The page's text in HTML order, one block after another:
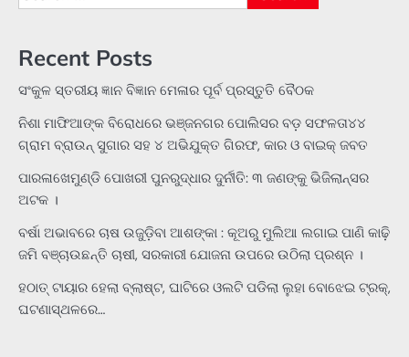
for:
Recent Posts
ସଂକୁଳ ସ୍ତରୀୟ ଜ୍ଞାନ ବିଜ୍ଞାନ ମେଳାର ପୂର୍ବ ପ୍ରସ୍ତୁତି ବୈଠକ
ନିଶା ମାଫିଆଙ୍କ ବିରୋଧରେ ଭଞ୍ଜନଗର ପୋଲିସର ବଡ଼ ସଫଳତା୪୪
ଗ୍ରାମ ବ୍ରାଉନ୍ ସୁଗାର ସହ ୪ ଅଭିଯୁକ୍ତ ଗିରଫ, କାର ଓ ବାଇକ୍ ଜବତ
ପାରଳାଖେମୁଣ୍ଡି ପୋଖରୀ ପୁନରୁଦ୍ଧାର ଦୁର୍ନୀତି: ୩ ଜଣଙ୍କୁ ଭିଜିଲାନ୍ସର
ଅଟକ ।
ବର୍ଷା ଅଭାବରେ ଚାଷ ଉଜୁଡ଼ିବା ଆଶଙ୍କା : କୂଅରୁ ମୁଲିଆ ଲଗାଇ ପାଣି କାଢ଼ି
ଜମି ବଞ୍ଚାଉଛନ୍ତି ଚାଷୀ, ସରକାରୀ ଯୋଜନା ଉପରେ ଉଠିଲା ପ୍ରଶ୍ନ ।
ହଠାତ୍‌ ଟାୟାର ହେଲା ବ୍ଲାଷ୍ଟ, ଘାଟିରେ ଓଲଟି ପଡିଲା ଲୁହା ବୋଝେଇ ଟ୍ରକ୍‌,
ଘଟଣାସ୍ଥଳରେ…